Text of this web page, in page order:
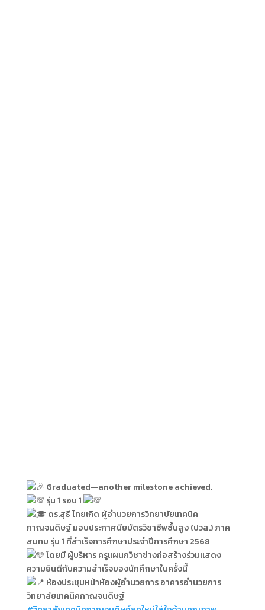
Graduated—another milestone achieved.
รุ่น 1 รอบ 1
ดร.สุธี ไทยเกิด ผู้อำนวยการวิทยาบัยเทคนิค
กาญจนดิษฐ์ มอบประกาศนียบัตรวิชาชีพชั้นสูง (ปวส.) ภาค
สมทบ รุ่น 1 ที่สำเร็จการศึกษาประจำปีการศึกษา 2568
โดยมี ผู้บริหาร ครูแผนกวิชาช่างก่อสร้างร่วมแสดง
ความยินดีกับความสำเร็จของนักศึกษาในครั้งนี้
ห้องประชุมหน้าห้องผู้อำนวยการ อาคารอำนวยการ
วิทยาลัยเทคนิคกาญจนดิษฐ์